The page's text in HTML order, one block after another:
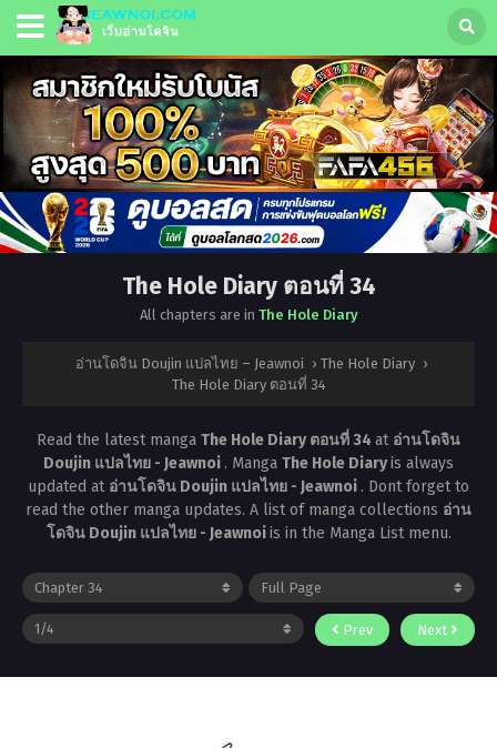
The Hole Diary ตอนที่ 34
All chapters are in The Hole Diary
อ่านโดจิน Doujin แปลไทย – Jeawnoi › The Hole Diary ›
The Hole Diary ตอนที่ 34
Read the latest manga The Hole Diary ตอนที่ 34 at อ่านโดจิน
Doujin แปลไทย - Jeawnoi . Manga The Hole Diaryis always
updated at อ่านโดจิน Doujin แปลไทย - Jeawnoi . Dont forget to
read the other manga updates. A list of manga collections อ่าน
โดจิน Doujin แปลไทย - Jeawnoiis in the Manga List menu.
Prev Next